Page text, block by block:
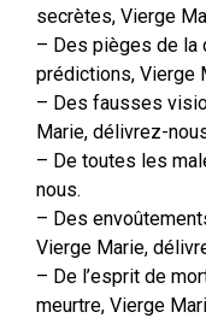
secrètes, Vierge
– Des pièges de la
prédictions, Vierge
– Des fausses
Marie, délivrez-
– De toutes les
nous.
– Des
Vierge Marie,
– De l’esprit de
meurtre, Vierge